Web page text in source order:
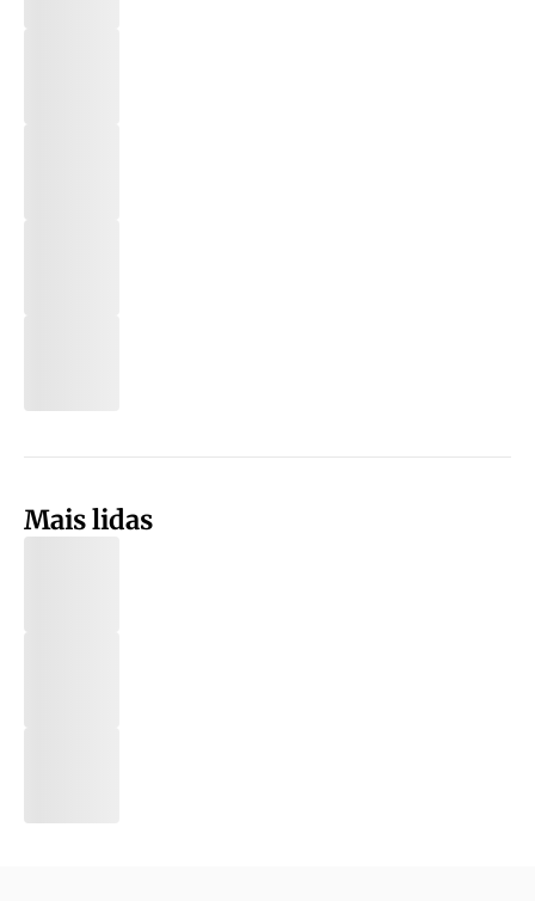
Mais lidas